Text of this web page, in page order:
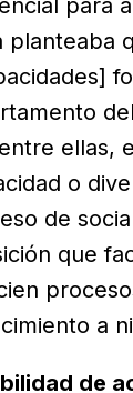
para
planteaba
ellas,
o
de
que
a
de